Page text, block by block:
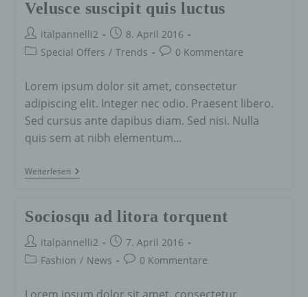
Velusce suscipit quis luctus
Beitrags-
Autor:
italpannelli2
Beitrag
veröffentlicht:
8. April 2016
Beitrags-
Special Offers / Trends
Beitrags-
0 Kommentare
Lorem ipsum dolor sit amet, consectetur
adipiscing elit. Integer nec odio. Praesent libero.
Sed cursus ante dapibus diam. Sed nisi. Nulla
quis sem at nibh elementum…
WeiterlesenVelusce
Suscipit
Sociosqu ad litora torquent
Beitrags-
Autor:
italpannelli2
Beitrag
veröffentlicht:
7. April 2016
Beitrags-
Fashion / News
Beitrags-
0 Kommentare